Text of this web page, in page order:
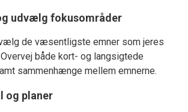
udvælg fokusområder
de væsentligste emner som jeres
både kort- og langsigtede
sammenhænge mellem emnerne.
og planer